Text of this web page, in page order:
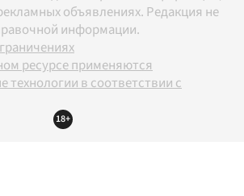
объявлениях. Редакция не
информации.
ресурсе применяются
технологии в соответствии с
18+